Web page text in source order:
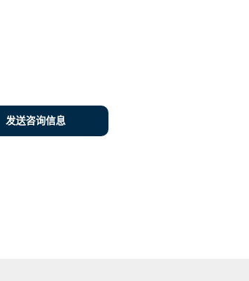
发送咨询信息